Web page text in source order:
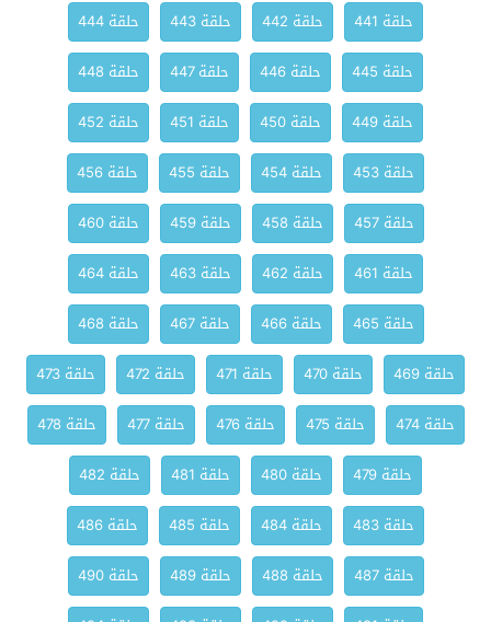
حلقة 441 حلقة 442 حلقة 443
حلقة 444
حلقة 445
حلقة 446 حلقة 447
حلقة 448
حلقة 449
حلقة 450 حلقة 451
حلقة 452
حلقة 453
حلقة 454 حلقة 455
حلقة 456
حلقة 457
حلقة 458 حلقة 459
حلقة 460
حلقة 461
حلقة 462 حلقة 463
حلقة 464
حلقة 465
حلقة 466 حلقة 467
حلقة 468
حلقة 469
حلقة 470 حلقة 471 حلقة 472
حلقة 473
حلقة 474
حلقة 475 حلقة 476 حلقة 477
حلقة 478
حلقة 479
حلقة 480 حلقة 481
حلقة 482
حلقة 483
حلقة 484 حلقة 485
حلقة 486
حلقة 487
حلقة 488 حلقة 489
حلقة 490